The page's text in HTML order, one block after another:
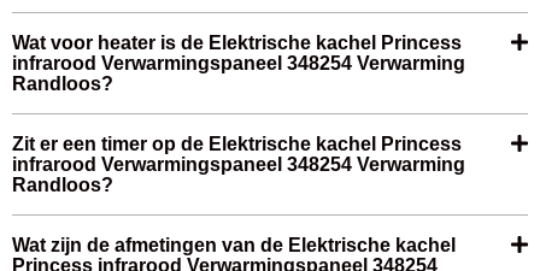
Wat voor heater is de Elektrische kachel Princess
infrarood Verwarmingspaneel 348254 Verwarming
Randloos?
Zit er een timer op de Elektrische kachel Princess
infrarood Verwarmingspaneel 348254 Verwarming
Randloos?
Wat zijn de afmetingen van de Elektrische kachel
Princess infrarood Verwarmingspaneel 348254